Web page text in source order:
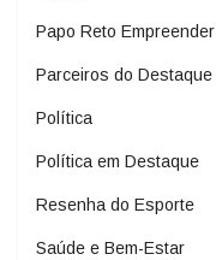
Papo Reto Empreender
Parceiros do Destaque
Política
Política em Destaque
Resenha do Esporte
Saúde e Bem-Estar